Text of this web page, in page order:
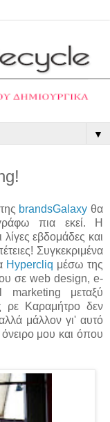
▼
brandsGalaxy θα
πια εκεί. Η
εβδομάδες και
Συγκεκριμένα
Hypercliq μέσω της
σε web design, e-
marketing μεταξύ
Καραμήτρο δεν
μάλλον γι' αυτό
μου και όπου